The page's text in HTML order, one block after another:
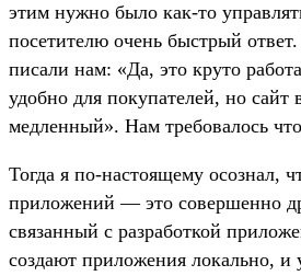
этим нужно было как-то
посетителю очень быстрый
писали нам: «Да, это круто
удобно для покупателей, но сайт
медленный». Нам требовалось
Тогда я по-настоящему осознал,
приложений — это совершенно
связанный с разработкой
создают приложения локально, и